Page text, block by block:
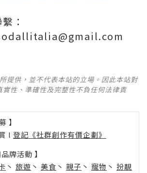
：
提供，並不代表本站的立場。因此本站對
實性、準確性及完整性不負任何法律責
】
l 登記《社群創作有價企劃》
牌活動 】
丶 旅遊 丶 美食 丶 親子 丶 寵物 丶 扮靚